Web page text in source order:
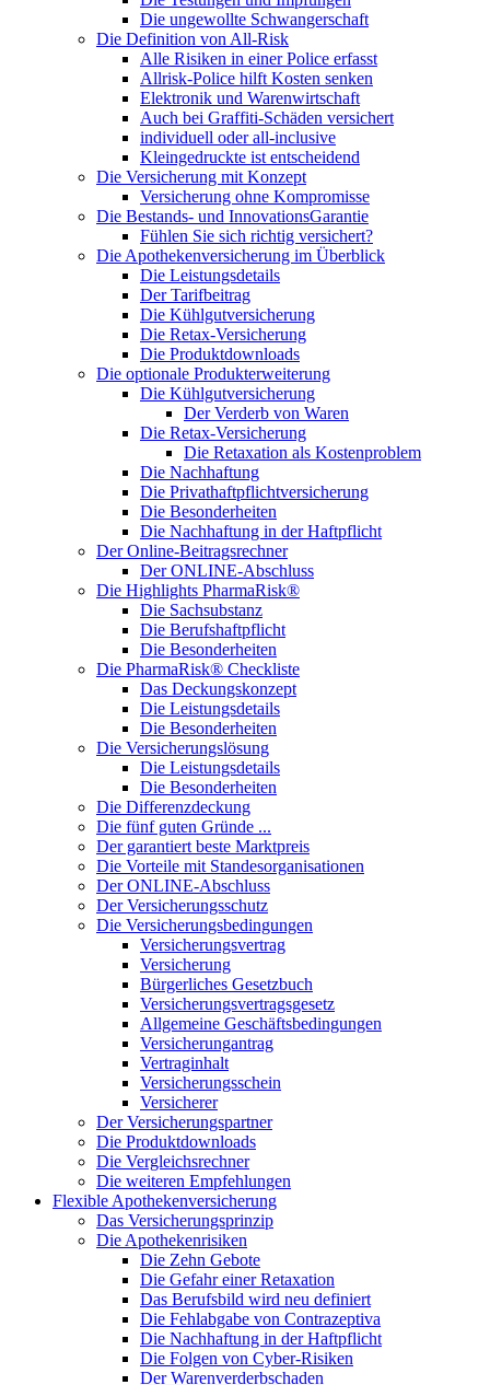
Die ungewollte Schwangerschaft
Die Definition von All-Risk
Alle Risiken in einer Police erfasst
Allrisk-Police hilft Kosten senken
Elektronik und Warenwirtschaft
Auch bei Graffiti-Schäden versichert
individuell oder all-inclusive
Kleingedruckte ist entscheidend
Die Versicherung mit Konzept
Versicherung ohne Kompromisse
Die Bestands- und InnovationsGarantie
Fühlen Sie sich richtig versichert?
Die Apothekenversicherung im Überblick
Die Leistungsdetails
Der Tarifbeitrag
Die Kühlgutversicherung
Die Retax-Versicherung
Die Produktdownloads
Die optionale Produkterweiterung
Die Kühlgutversicherung
Der Verderb von Waren
Die Retax-Versicherung
Die Retaxation als Kostenproblem
Die Nachhaftung
Die Privathaftpflichtversicherung
Die Besonderheiten
Die Nachhaftung in der Haftpflicht
Der Online-Beitragsrechner
Der ONLINE-Abschluss
Die Highlights PharmaRisk®
Die Sachsubstanz
Die Berufshaftpflicht
Die Besonderheiten
Die PharmaRisk® Checkliste
Das Deckungskonzept
Die Leistungsdetails
Die Besonderheiten
Die Versicherungslösung
Die Leistungsdetails
Die Besonderheiten
Die Differenzdeckung
Die fünf guten Gründe ...
Der garantiert beste Marktpreis
Die Vorteile mit Standesorganisationen
Der ONLINE-Abschluss
Der Versicherungsschutz
Die Versicherungsbedingungen
Versicherungsvertrag
Versicherung
Bürgerliches Gesetzbuch
Versicherungsvertragsgesetz
Allgemeine Geschäftsbedingungen
Versicherungantrag
Vertraginhalt
Versicherungsschein
Versicherer
Der Versicherungspartner
Die Produktdownloads
Die Vergleichsrechner
Die weiteren Empfehlungen
Flexible Apothekenversicherung
Das Versicherungsprinzip
Die Apothekenrisiken
Die Zehn Gebote
Die Gefahr einer Retaxation
Das Berufsbild wird neu definiert
Die Fehlabgabe von Contrazeptiva
Die Nachhaftung in der Haftpflicht
Die Folgen von Cyber-Risiken
Der Warenverderbschaden